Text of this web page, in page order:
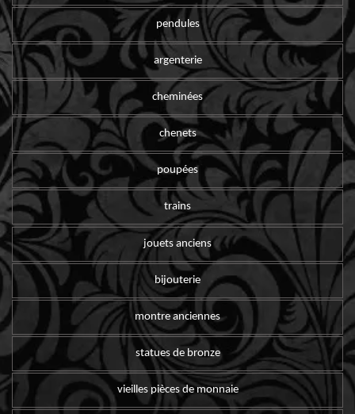
pendules
argenterie
cheminées
chenets
poupées
trains
jouets anciens
bijouterie
montre anciennes
statues de bronze
vieilles pièces de monnaie